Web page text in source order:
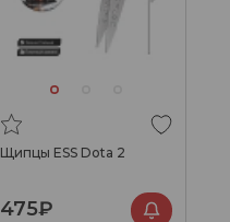
Щипцы ESS Dota 2
475₽